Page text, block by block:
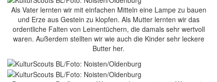
Als Vater lernten wir mit einfachen Mitteln eine Lampe zu bauen
und Erze aus Gestein zu klopfen. Als Mutter lernten wir das
ordentliche Falten von Leinentüchern, die damals sehr wertvoll
waren. Außerdem stellten wir wie auch die Kinder sehr leckere
Butter her.